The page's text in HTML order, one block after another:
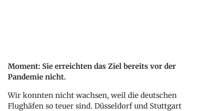
Moment: Sie erreichten das Ziel bereits vor der
Pandemie nicht.
Wir konnten nicht wachsen, weil die deutschen
Flughäfen so teuer sind. Düsseldorf und Stuttgart